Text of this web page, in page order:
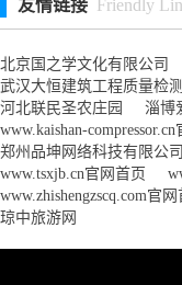
友情链接 Friendly
北京国之学文化有限公司
武汉大恒建筑工程质量检
河北联民圣农庄园
淄博
www.kaishan-
郑州品坤网络科技有限公司
www.tsxjb.cn官网首页
www.zhishengzscq.com官网
琼中旅游网